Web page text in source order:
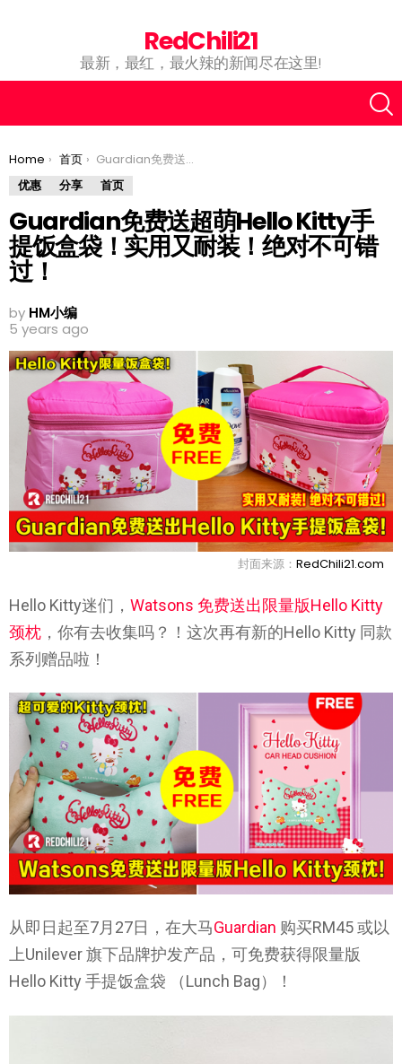
RedChili21
最新，最红，最火辣的新闻尽在这里!
You are here:
Home 首页
Guardian免费送超萌Hello Kitty手提饭盒袋！实用又耐装！绝对不可错过！
优惠
分享 首页
Guardian免费送超萌Hello Kitty手
提饭盒袋！实用又耐装！绝对不可错
过！
by HM小编
5 years ago
封面来源： RedChili21.com
Hello Kitty迷们， Watsons 免费送出限量版Hello Kitty
颈枕 ，你有去收集吗？！这次再有新的Hello Kitty 同款
系列赠品啦！
从即日起至7月27日，在大马Guardian 购买RM45 或以
上Unilever 旗下品牌护发产品，可免费获得限量版
Hello Kitty 手提饭盒袋 （Lunch Bag）！